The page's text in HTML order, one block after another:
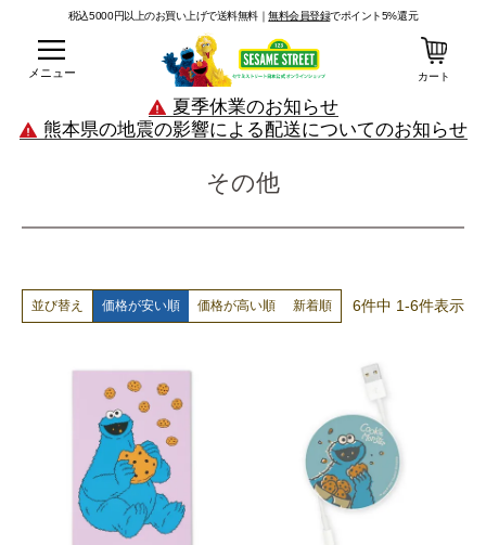
税込5000円以上のお買い上げで送料無料｜無料会員登録でポイント5%還元
メニュー カート
夏季休業のお知らせ
熊本県の地震の影響による配送についてのお知らせ
その他
並び替え 価格が安い順 価格が高い順 新着順 6件中 1-6件表示